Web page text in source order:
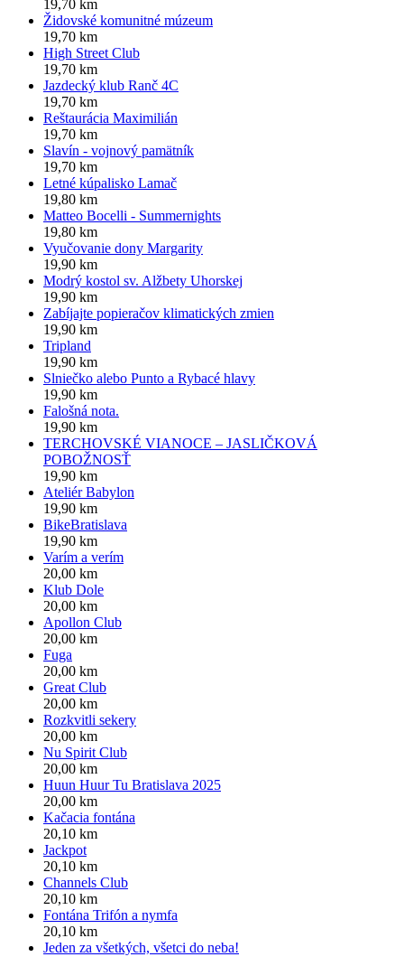
19,70 km
Židovské komunitné múzeum
19,70 km
High Street Club
19,70 km
Jazdecký klub Ranč 4C
19,70 km
Reštaurácia Maximilián
19,70 km
Slavín - vojnový pamätník
19,70 km
Letné kúpalisko Lamač
19,80 km
Matteo Bocelli - Summernights
19,80 km
Vyučovanie dony Margarity
19,90 km
Modrý kostol sv. Alžbety Uhorskej
19,90 km
Zabíjajte popieračov klimatických zmien
19,90 km
Tripland
19,90 km
Slniečko alebo Punto a Rybacé hlavy
19,90 km
Falošná nota.
19,90 km
TERCHOVSKÉ VIANOCE – JASLIČKOVÁ
POBOŽNOSŤ
19,90 km
Ateliér Babylon
19,90 km
BikeBratislava
19,90 km
Varím a verím
20,00 km
Klub Dole
20,00 km
Apollon Club
20,00 km
Fuga
20,00 km
Great Club
20,00 km
Rozkvitli sekery
20,00 km
Nu Spirit Club
20,00 km
Huun Huur Tu Bratislava 2025
20,00 km
Kačacia fontána
20,10 km
Jackpot
20,10 km
Channels Club
20,10 km
Fontána Trifón a nymfa
20,10 km
Jeden za všetkých, všetci do neba!